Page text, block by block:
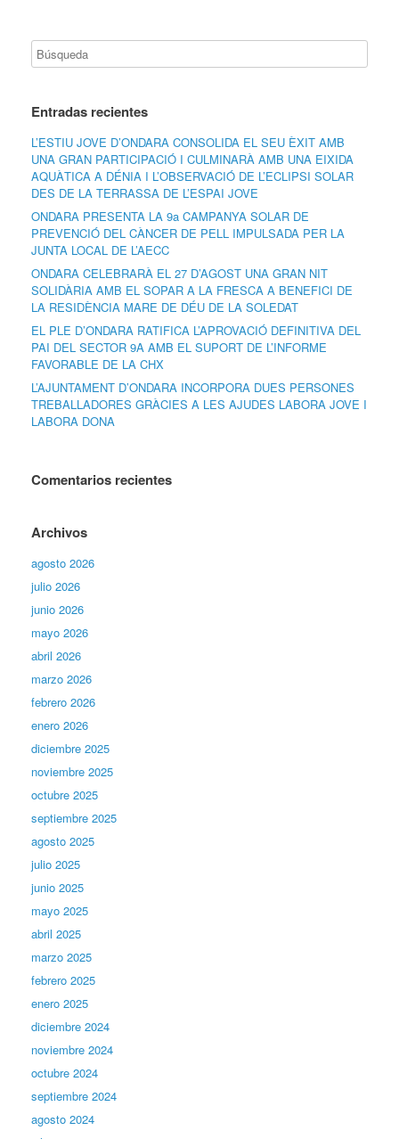
Entradas recientes
L’ESTIU JOVE D’ONDARA CONSOLIDA EL SEU ÈXIT AMB
UNA GRAN PARTICIPACIÓ I CULMINARÀ AMB UNA EIXIDA
AQUÀTICA A DÉNIA I L’OBSERVACIÓ DE L’ECLIPSI SOLAR
DES DE LA TERRASSA DE L’ESPAI JOVE
ONDARA PRESENTA LA 9a CAMPANYA SOLAR DE
PREVENCIÓ DEL CÀNCER DE PELL IMPULSADA PER LA
JUNTA LOCAL DE L’AECC
ONDARA CELEBRARÀ EL 27 D’AGOST UNA GRAN NIT
SOLIDÀRIA AMB EL SOPAR A LA FRESCA A BENEFICI DE
LA RESIDÈNCIA MARE DE DÉU DE LA SOLEDAT
EL PLE D’ONDARA RATIFICA L’APROVACIÓ DEFINITIVA DEL
PAI DEL SECTOR 9A AMB EL SUPORT DE L’INFORME
FAVORABLE DE LA CHX
L’AJUNTAMENT D’ONDARA INCORPORA DUES PERSONES
TREBALLADORES GRÀCIES A LES AJUDES LABORA JOVE I
LABORA DONA
Comentarios recientes
Archivos
agosto 2026
julio 2026
junio 2026
mayo 2026
abril 2026
marzo 2026
febrero 2026
enero 2026
diciembre 2025
noviembre 2025
octubre 2025
septiembre 2025
agosto 2025
julio 2025
junio 2025
mayo 2025
abril 2025
marzo 2025
febrero 2025
enero 2025
diciembre 2024
noviembre 2024
octubre 2024
septiembre 2024
agosto 2024